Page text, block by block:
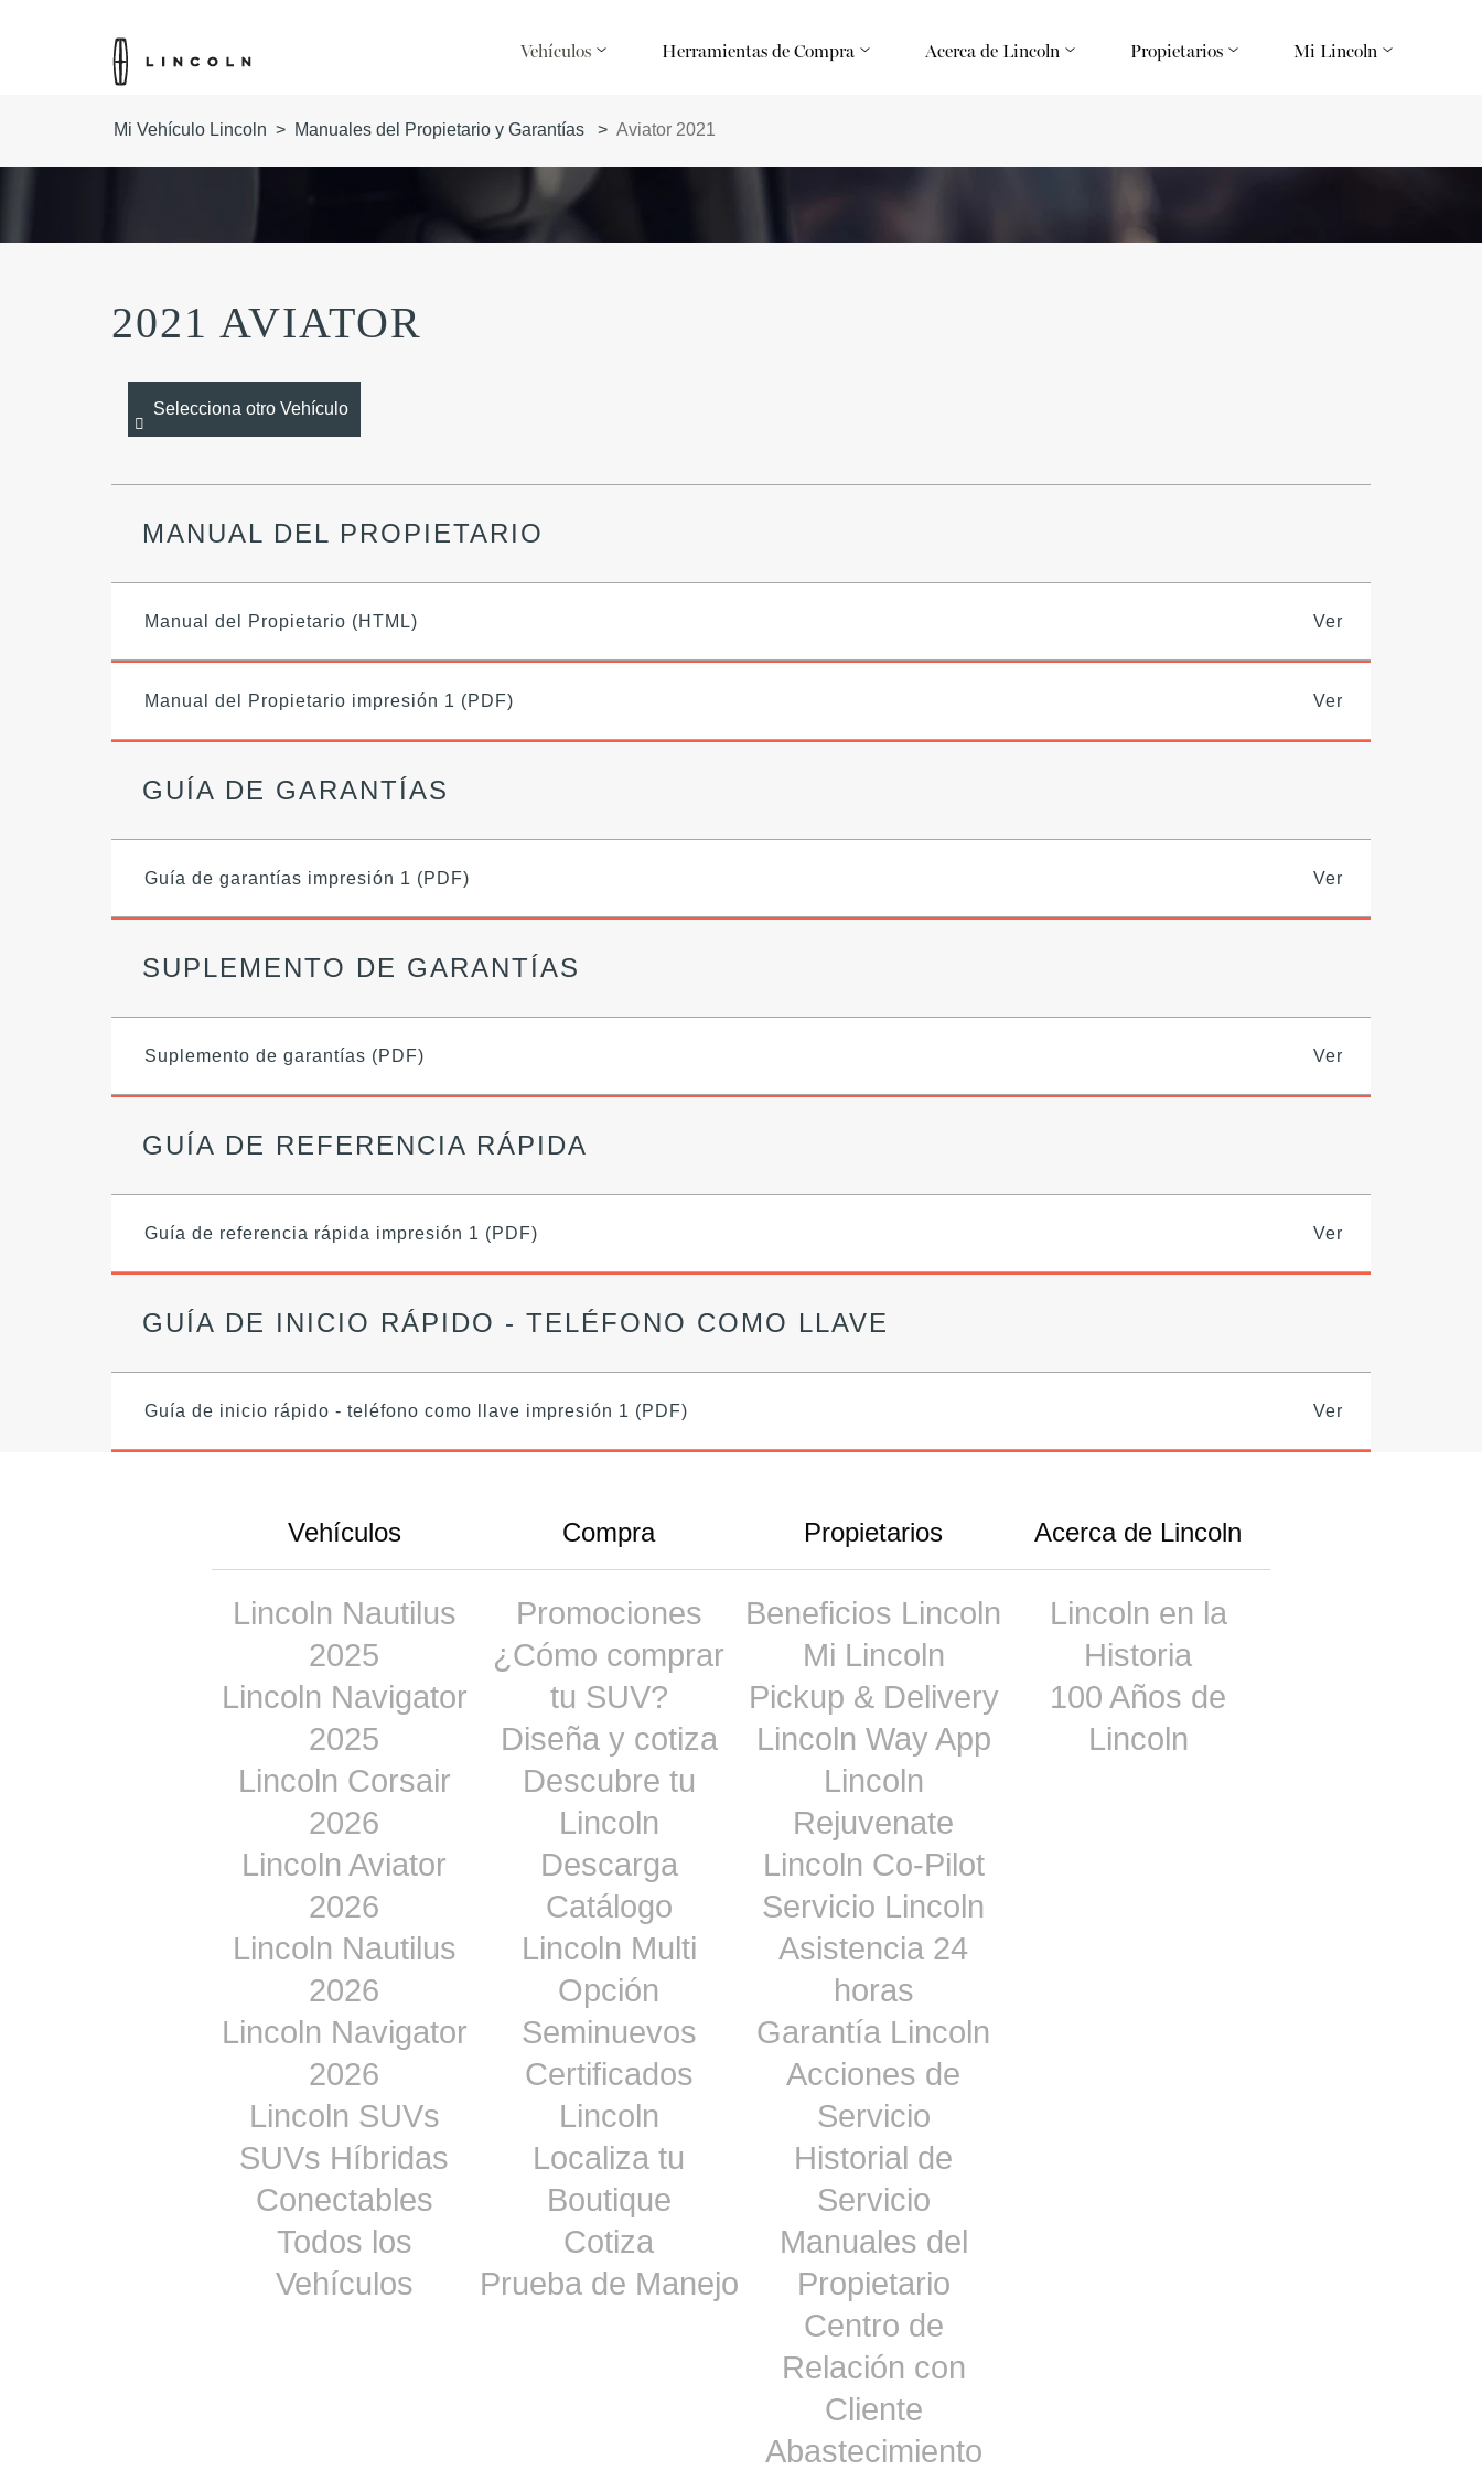
Vehículos Herramientas de Compra Acerca de Lincoln Propietarios Mi Lincoln
Mi Vehículo Lincoln > Manuales del Propietario y Garantías > Aviator 2021
2021 AVIATOR
Selecciona otro Vehículo
MANUAL DEL PROPIETARIO
Manual del Propietario (HTML) Ver
Manual del Propietario impresión 1 (PDF) Ver
GUÍA DE GARANTÍAS
Guía de garantías impresión 1 (PDF) Ver
SUPLEMENTO DE GARANTÍAS
Suplemento de garantías (PDF) Ver
GUÍA DE REFERENCIA RÁPIDA
Guía de referencia rápida impresión 1 (PDF) Ver
GUÍA DE INICIO RÁPIDO - TELÉFONO COMO LLAVE
Guía de inicio rápido - teléfono como llave impresión 1 (PDF) Ver
Vehículos
Lincoln Nautilus
2025
Lincoln Navigator
2025
Lincoln Corsair
2026
Lincoln Aviator
2026
Lincoln Nautilus
2026
Lincoln Navigator
2026
Lincoln SUVs
SUVs Híbridas
Conectables
Todos los
Vehículos
Compra
Promociones
¿Cómo comprar
tu SUV?
Diseña y cotiza
Descubre tu
Lincoln
Descarga
Catálogo
Lincoln Multi
Opción
Seminuevos
Certificados
Lincoln
Localiza tu
Boutique
Cotiza
Prueba de Manejo
Propietarios
Beneficios Lincoln
Mi Lincoln
Pickup & Delivery
Lincoln Way App
Lincoln
Rejuvenate
Lincoln Co-Pilot
Servicio Lincoln
Asistencia 24
horas
Garantía Lincoln
Acciones de
Servicio
Historial de
Servicio
Manuales del
Propietario
Centro de
Relación con
Cliente
Abastecimiento
Acerca de Lincoln
Lincoln en la
Historia
100 Años de
Lincoln